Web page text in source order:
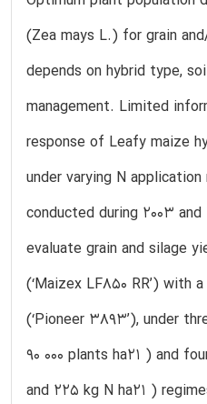
(Zea mays L.) for grain
depends on hybrid type,
management. Limited
response of Leafy maize
under varying N
conducted during 2003
evaluate grain and silage
(‘Maizex LF850 RR’) with
(‘Pioneer 3893’), under
90 000 plants ha21 ) and
and 225 kg N ha21 )